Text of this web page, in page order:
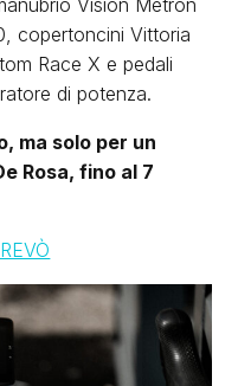
Vision Metron
copertoncini Vittoria
Race X e pedali
di potenza.
ma solo per un
Rosa, fino al 7